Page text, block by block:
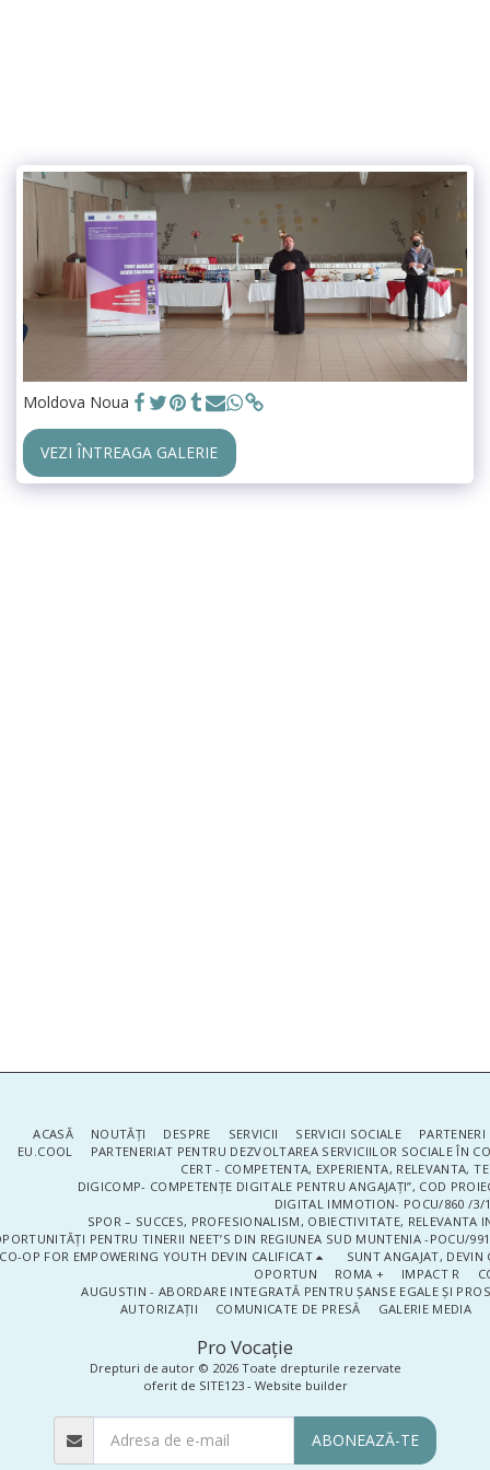
Moldova Noua
VEZI ÎNTREAGA GALERIE
Pro Vocaţie
Drepturi de autor © 2026 Toate drepturile rezervate
oferit de SITE123- Website builder
ACASĂ NOUTĂŢI DESPRE SERVICII SERVICII SOCIALE
EU.COOL
PARTENERIAT PENTRU DEZVOLTAREA SERVICIILOR SOCIALE ÎN
CERT - COMPETENTA, EXPERIENTA, RELEVANTA,
DIGICOMP- COMPETENȚE DIGITALE PENTRU ANGAJAȚI”, COD
DIGITAL IMMOTION- POCU/860 /3/
SPOR – SUCCES, PROFESIONALISM, OBIECTIVITATE, RELEVANTA
PENTRU TINERII NEET’S DIN REGIUNEA SUD MUNTENIA -POCU/
CO-OP FOR EMPOWERING YOUTH DEVIN CALIFICAT
SUNT ANGAJAT, DEVIN
OPORTUN
ROMA + IMPACT R
AUGUSTIN - ABORDARE INTEGRATĂ PENTRU ȘANSE EGALE ȘI
AUTORIZAȚII
COMUNICATE DE PRESĂ GALERIE MEDIA
ABONEAZĂ-TE